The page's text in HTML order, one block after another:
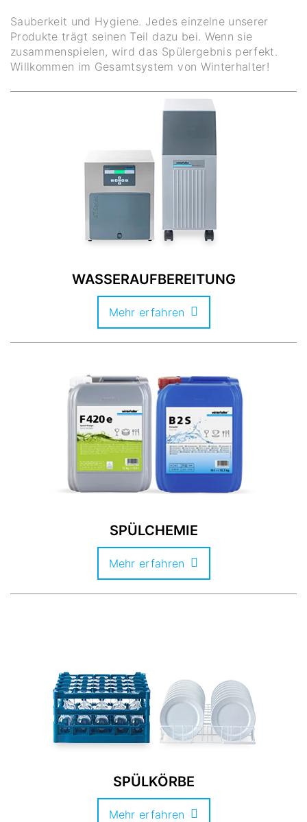
Sauberkeit und Hygiene. Jedes einzelne unserer
Produkte trägt seinen Teil dazu bei. Wenn sie
zusammenspielen, wird das Spülergebnis perfekt.
Willkommen im Gesamtsystem von Winterhalter!
WASSERAUFBEREITUNG
Mehr erfahren
SPÜLCHEMIE
Mehr erfahren
SPÜLKÖRBE
Mehr erfahren